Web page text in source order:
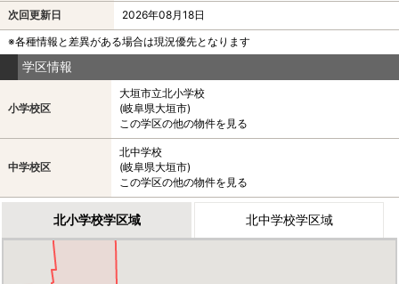
次回更新日
2026年08月18日
※各種情報と差異がある場合は現況優先となります
学区情報
小学校区
大垣市立北小学校
(岐阜県大垣市)
この学区の他の物件を見る
中学校区
北中学校
(岐阜県大垣市)
この学区の他の物件を見る
北小学校学区域 北中学校学区域